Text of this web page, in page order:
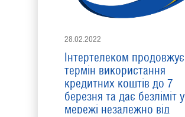
28.02.2022
Інтертелеком продовжує
термін використання
кредитних коштів до 7
березня та дає безліміт у
мережі незалежно від